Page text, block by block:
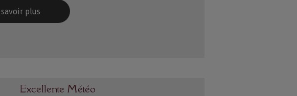
savoir plus
Excellente Météo